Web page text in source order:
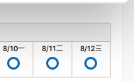
8/10一 8/11二 8/12三